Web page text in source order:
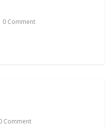
0 Comment
Comment